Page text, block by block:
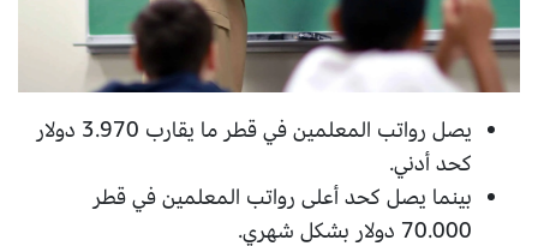
يصل رواتب المعلمين في قطر ما يقارب 3.970 دولار
كحد أدني.
بينما يصل كحد أعلى رواتب المعلمين في قطر
70.000 دولار بشكل شهري.